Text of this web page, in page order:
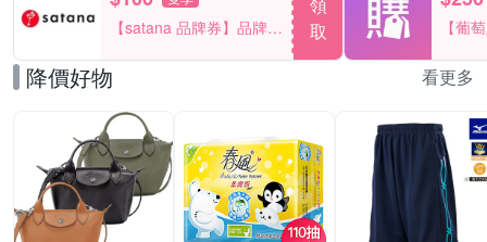
【satana 品牌券】品牌週
一件折$100
取
【葡
品滿
降價好物 看更多